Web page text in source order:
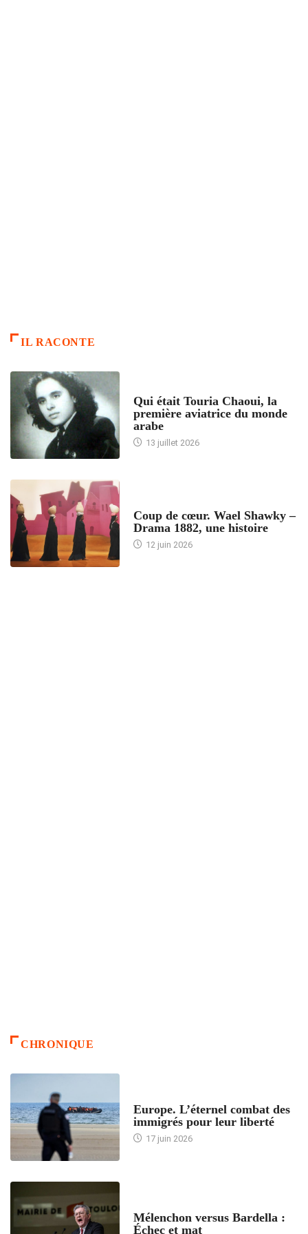
IL RACONTE
Qui était Touria Chaoui, la
première aviatrice du monde
arabe
13 juillet 2026
Coup de cœur. Wael Shawky –
Drama 1882, une histoire
12 juin 2026
CHRONIQUE
Europe. L’éternel combat des
immigrés pour leur liberté
17 juin 2026
Mélenchon versus Bardella :
Échec et mat